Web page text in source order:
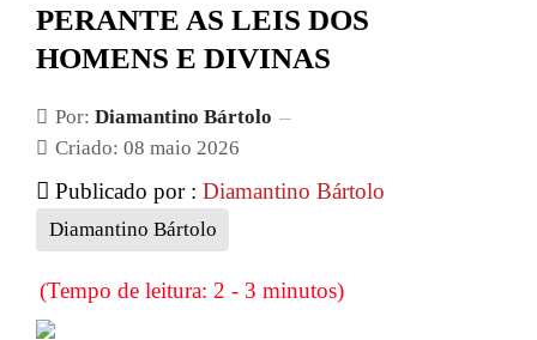
PERANTE AS LEIS DOS
HOMENS E DIVINAS
Por: Diamantino Bártolo
Criado: 08 maio 2026
Publicado por : Diamantino Bártolo
Diamantino Bártolo
(Tempo de leitura: 2 - 3 minutos)